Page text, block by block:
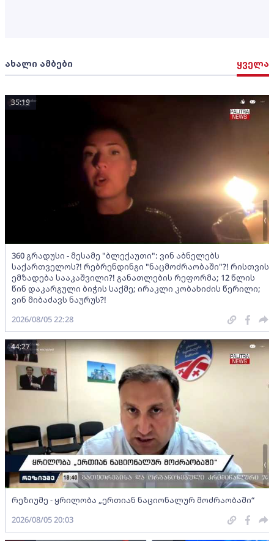
ახალი ამბები ყველა
360 გრადუსი - მესამე "ბლექაუთი": ვინ აბნელებს
საქართველოს?! რებრენდინგი "ნაცმოძრაობაში"?! რისთვის
ემზადება სააკაშვილი?! განათლების რეფორმა; 12 წლის
წინ დაკარგული ბიჭის საქმე; ირაკლი კობახიძის წერილი;
ვინ მიბაძავს ნაურუს?!
35:19
2026/08/05 22:28
რეზიუმე - ყრილობა „ერთიან ნაციონალურ მოძრაობაში“
44:27
2026/08/05 20:03